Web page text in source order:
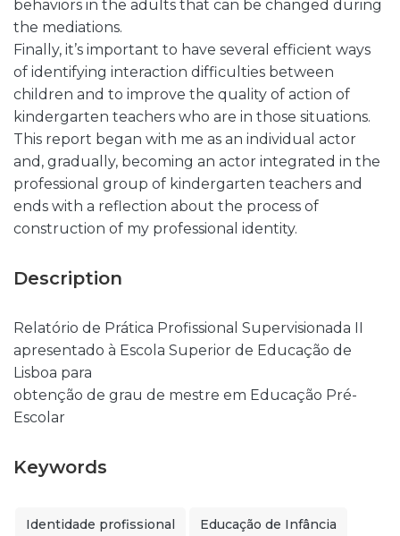
behaviors in the adults that can be changed during
the mediations.
Finally, it’s important to have several efficient ways
of identifying interaction difficulties between
children and to improve the quality of action of
kindergarten teachers who are in those situations.
This report began with me as an individual actor
and, gradually, becoming an actor integrated in the
professional group of kindergarten teachers and
ends with a reflection about the process of
construction of my professional identity.
Description
Relatório de Prática Profissional Supervisionada II
apresentado à Escola Superior de Educação de
Lisboa para
obtenção de grau de mestre em Educação Pré-
Escolar
Keywords
Identidade profissional Educação de Infância